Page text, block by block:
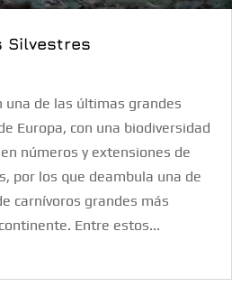
Silvestres
una de las últimas grandes
Europa, con una biodiversidad
números y extensiones de
por los que deambula una de
carnívoros grandes más
Entre estos...